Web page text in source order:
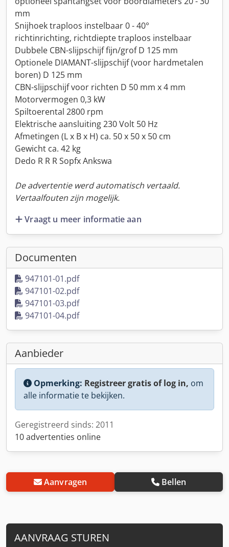
mm
Snijhoek traploos instelbaar 0 - 40°
richtinrichting, richtdiepte traploos instelbaar
Dubbele CBN-slijpschijf fijn/grof D 125 mm
Optionele DIAMANT-slijpschijf (voor hardmetalen
boren) D 125 mm
CBN-slijpschijf voor richten D 50 mm x 4 mm
Motorvermogen 0,3 kW
Spiltoerental 2800 rpm
Elektrische aansluiting 230 Volt 50 Hz
Afmetingen (L x B x H) ca. 50 x 50 x 50 cm
Gewicht ca. 42 kg
Dedo R R R Sopfx Ankswa
De advertentie werd automatisch vertaald.
Vertaalfouten zijn mogelijk.
Vraagt u meer informatie aan
Documenten
947101-01.pdf
947101-02.pdf
947101-03.pdf
947101-04.pdf
Aanbieder
Opmerking: Registreer gratis of log in, om
alle informatie te bekijken.
Geregistreerd sinds: 2011
10 advertenties online
Aanvragen Bellen
AANVRAAG STUREN